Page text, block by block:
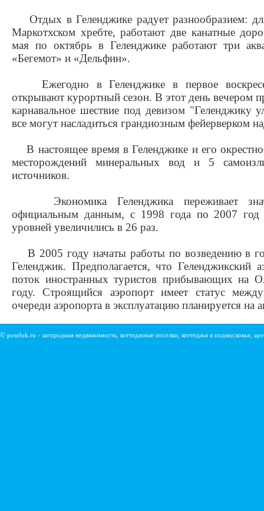
Отдых в Геленджике радует разнообразием:
Маркотхском хребте, работают две канатные
мая по октябрь в Геленджике работают три
«Бегемот» и «Дельфин».
Ежегодно в Геленджике в первое
открывают курортный сезон. В этот день вечером
карнавальное шествие под девизом "Геленджику
все могут насладиться грандиозным фейерверком
В настоящее время в Геленджике и его
месторождений минеральных вод и 5
источников.
Экономика Геленджика переживает
официальным данным, с 1998 года по 2007
уровней увеличились в 26 раз.
В 2005 году начаты работы по возведению в
Геленджик. Предполагается, что Геленджикский
поток иностранных туристов прибывающих на
году. Строящийся аэропорт имеет статус
очереди аэропорта в эксплуатацию планируется на
© poselok.ru - загородная недвижимость, коттеджные поселки, коттеджи в подмосковье,